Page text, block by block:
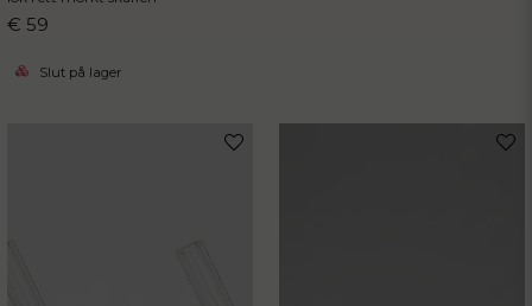
€ 59
Slut på lager